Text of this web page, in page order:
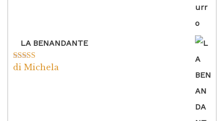
LA BENANDANTE
Valutato5su
di Michela